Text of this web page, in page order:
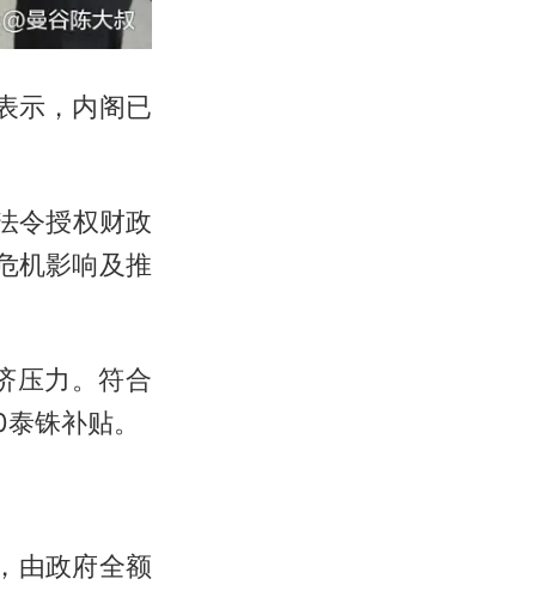
示，内阁已
令授权财政
机影响及推
压力。符合
铢补贴。
由政府全额